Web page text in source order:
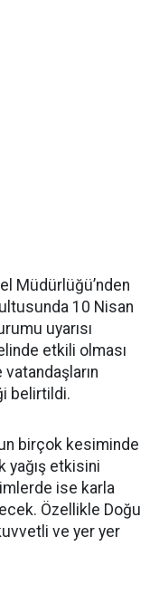
Müdürlüğü’nden
10 Nisan
uyarısı
etkili olması
belirtildi.
birçok kesiminde
yağış etkisini
ise karla
Özellikle Doğu
ve yer yer